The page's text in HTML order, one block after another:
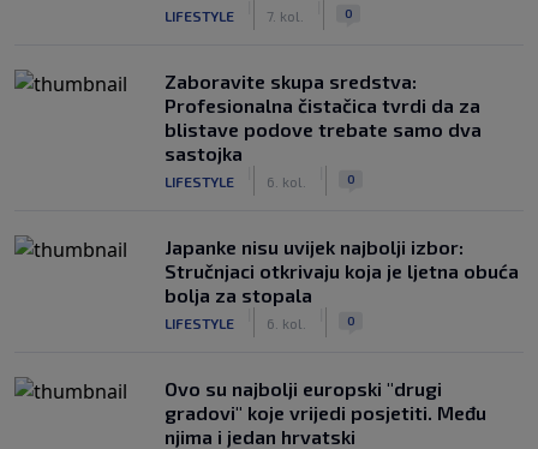
LIFESTYLE 7. kol. 0
Zaboravite skupa sredstva:
Profesionalna čistačica tvrdi da za
blistave podove trebate samo dva
sastojka
LIFESTYLE 6. kol. 0
Japanke nisu uvijek najbolji izbor:
Stručnjaci otkrivaju koja je ljetna obuća
bolja za stopala
LIFESTYLE 6. kol. 0
Ovo su najbolji europski "drugi
gradovi" koje vrijedi posjetiti. Među
njima i jedan hrvatski